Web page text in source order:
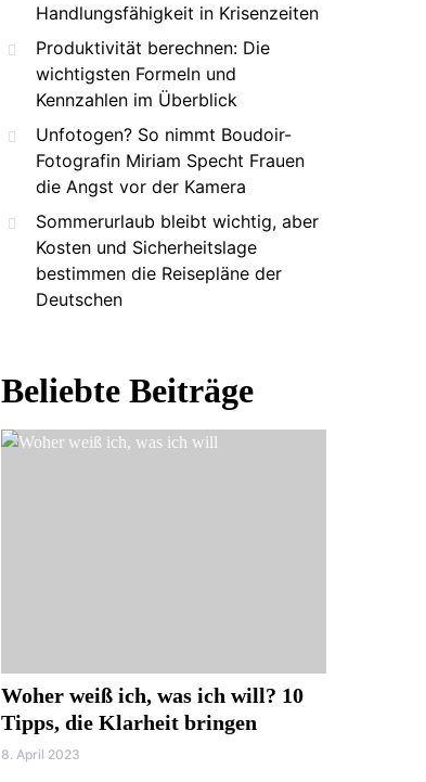
Handlungsfähigkeit in Krisenzeiten
Produktivität berechnen: Die
wichtigsten Formeln und
Kennzahlen im Überblick
Unfotogen? So nimmt Boudoir-
Fotografin Miriam Specht Frauen
die Angst vor der Kamera
Sommerurlaub bleibt wichtig, aber
Kosten und Sicherheitslage
bestimmen die Reisepläne der
Deutschen
Beliebte Beiträge
Woher weiß ich, was ich will? 10
Tipps, die Klarheit bringen
8. April 2023